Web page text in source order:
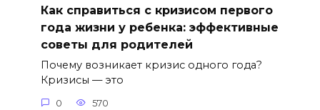
Как справиться с кризисом первого
года жизни у ребенка: эффективные
советы для родителей
Почему возникает кризис одного года?
Кризисы — это
0 570